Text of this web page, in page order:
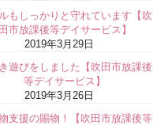
もしっかりと守れています【吹
田市放課後等デイサービス】
2019年3月29日
遊びをしました【吹田市放課後
等デイサービス】
2019年3月26日
支援の賜物！【吹田市放課後等